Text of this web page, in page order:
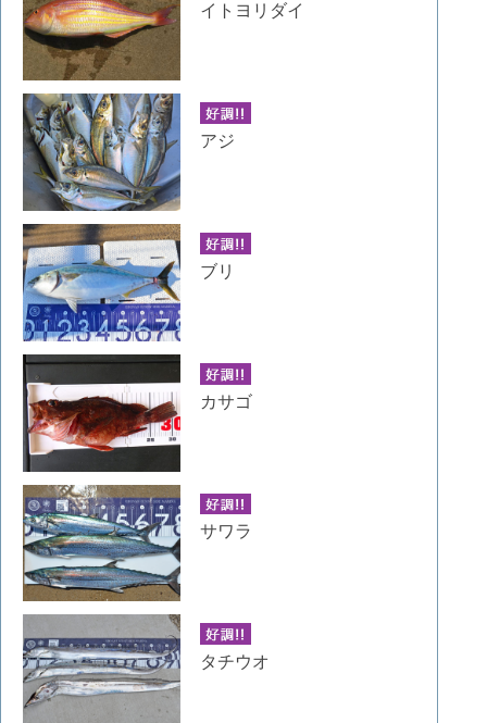
イトヨリダイ
アジ
ブリ
カサゴ
サワラ
タチウオ